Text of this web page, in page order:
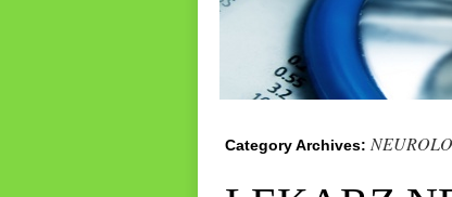
Category Archives: